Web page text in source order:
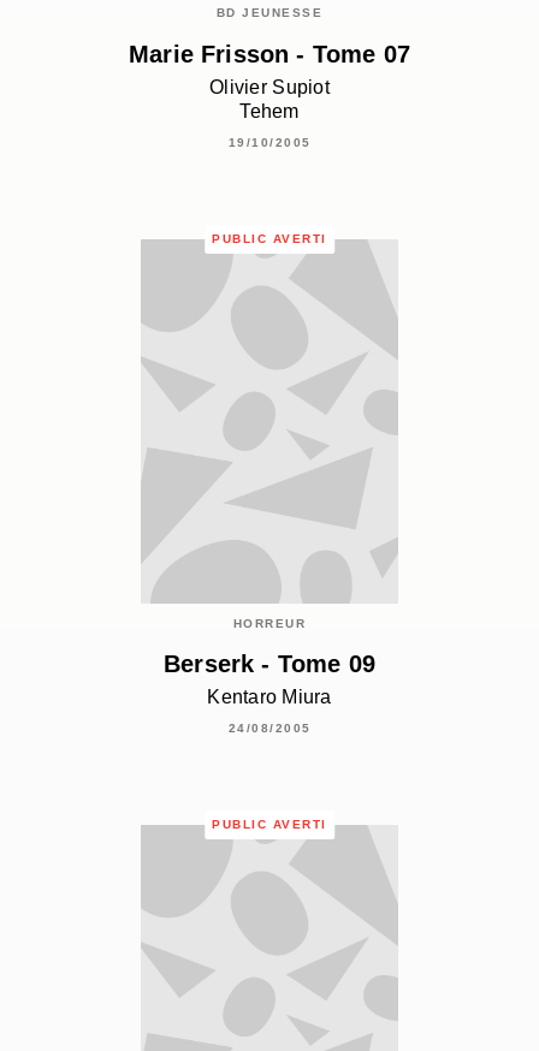
BD JEUNESSE
Marie Frisson - Tome 07
Olivier Supiot
Tehem
19/10/2005
PUBLIC AVERTI
HORREUR
Berserk - Tome 09
Kentaro Miura
24/08/2005
PUBLIC AVERTI